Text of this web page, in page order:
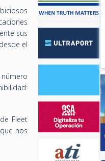
sus
el
Fleet
nos